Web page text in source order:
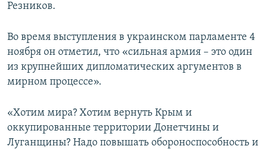
Резников.
Во время выступления в украинском парламенте 4
ноября он отметил, что «сильная армия – это один
из крупнейших дипломатических аргументов в
мирном процессе».
«Хотим мира? Хотим вернуть Крым и
оккупированные территории Донетчины и
Луганщины? Надо повышать обороноспособность и